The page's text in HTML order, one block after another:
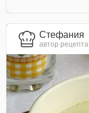
Стефания
автор рецепта